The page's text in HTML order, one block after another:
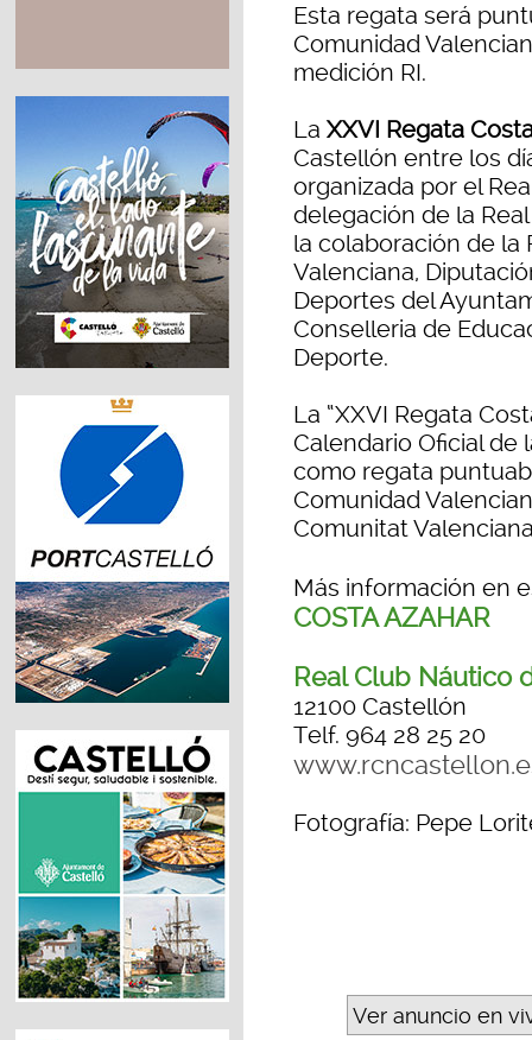
Esta regata será
Comunidad
medición RI.
La XXVI Regata
Castellón entre los
organizada por el
delegación de la
la colaboración de la
Valenciana,
Deportes del
Conselleria de
Deporte.
La “XXVI Regata
Calendario Oficial de
como regata
Comunidad
Comunitat
Más información en
COSTA AZAHAR
Real Club Náutico
12100 Castellón
Telf. 964 28 25 20
Fotografía: Pepe
Ver anuncio en